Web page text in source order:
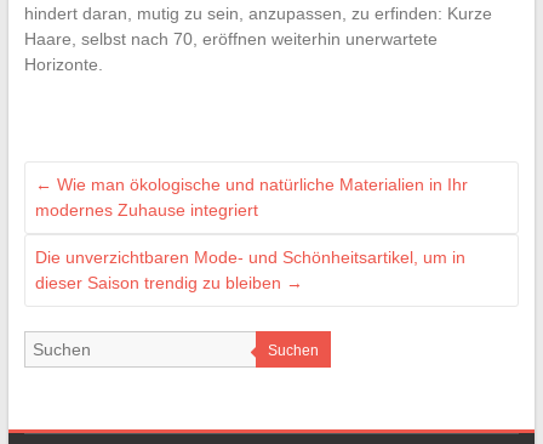
hindert daran, mutig zu sein, anzupassen, zu erfinden: Kurze
Haare, selbst nach 70, eröffnen weiterhin unerwartete
Horizonte.
← Wie man ökologische und natürliche Materialien in Ihr
modernes Zuhause integriert
Die unverzichtbaren Mode- und Schönheitsartikel, um in
dieser Saison trendig zu bleiben →
Suchen